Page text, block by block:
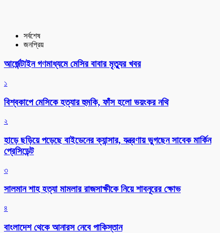
সর্বশেষ
জনপ্রিয়
আর্জেন্টাইন গণমাধ্যমে মেসির বাবার মৃত্যুর খবর
১
বিশ্বকাপে মেসিকে হত্যার হুমকি, ফাঁস হলো ভয়ংকর নথি
২
হাড়ে ছড়িয়ে পড়েছে বাইডেনের ক্যান্সার, যন্ত্রণায় ভুগছেন সাবেক মার্কিন
প্রেসিডেন্ট
৩
সালমান শাহ হত্যা মামলার রাজসাক্ষীকে নিয়ে শাবনূরের ক্ষোভ
৪
বাংলাদেশ থেকে আনারস নেবে পাকিস্তান